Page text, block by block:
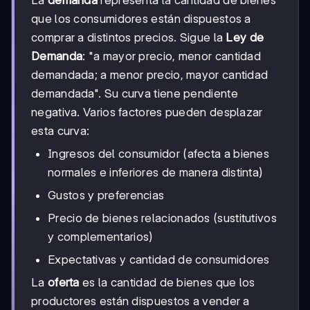
que los consumidores están dispuestos a
comprar a distintos precios. Sigue la Ley de
Demanda: "a mayor precio, menor cantidad
demandada; a menor precio, mayor cantidad
demandada". Su curva tiene pendiente
negativa. Varios factores pueden desplazar
esta curva:
Ingresos del consumidor (afecta a bienes
normales e inferiores de manera distinta)
Gustos y preferencias
Precio de bienes relacionados (sustitutivos
y complementarios)
Expectativas y cantidad de consumidores
La oferta es la cantidad de bienes que los
productores están dispuestos a vender a